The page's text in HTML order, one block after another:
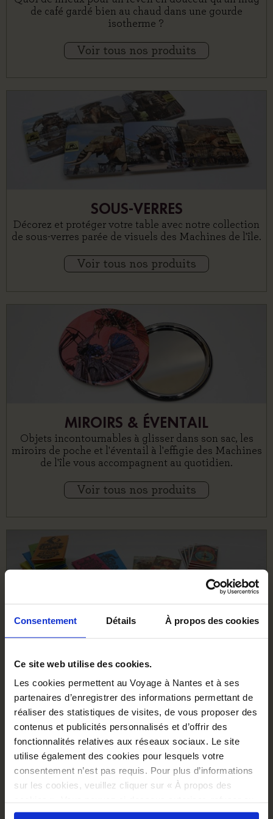
Consentement Détails À propos des cookies
Ce site web utilise des cookies.
Les cookies permettent au Voyage à Nantes et à ses
partenaires d’enregistrer des informations permettant de
réaliser des statistiques de visites, de vous proposer des
contenus et publicités personnalisés et d’offrir des
fonctionnalités relatives aux réseaux sociaux. Le site
utilise également des cookies pour lesquels votre
consentement n’est pas requis. Pour plus d’informations
sur les cookies, veuillez cliquer sur « À propos des
sélectionner les cookies selon les finalités via l'onglet
de café gardé bien au chaud dans une gourde
isotherme ?
Voir tous nos produits
SOUS-VERRES
Décorez et protéger votre table avec notre collection
de sous-verres parée de visuels des Machines de l'île.
Voir tous nos produits
MIROIRS & ÉVENTAIL
Objets incontournables à glisser dans son sac, les
miroirs de poche et l'éventail à l'effigie des Machines
de l'île vous accompagnent au quotidien.
Voir tous nos produits
Magnet souvenir des Machines de l'île : une collection
pour décorer votre frigo.
Voir tous nos produits